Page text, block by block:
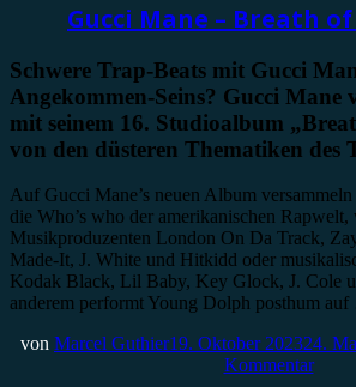
Gucci Mane – Breath
Schwere Trap-Beats mit Gucci
Angekommen-Seins? Gucci Mane
mit seinem 16. Studioalbum
von den düsteren Thematiken des
Auf Gucci Mane’s neuen Album
die Who’s who der amerikanischen Rapwelt,
Musikproduzenten London On Da Track,
Made-It, J. White und Hitkidd oder
Kodak Black, Lil Baby, Key Glock, J. Cole
anderem performt Young Dolph posthum
von Marcel Guthier19. Oktober 202324.
Kommentar